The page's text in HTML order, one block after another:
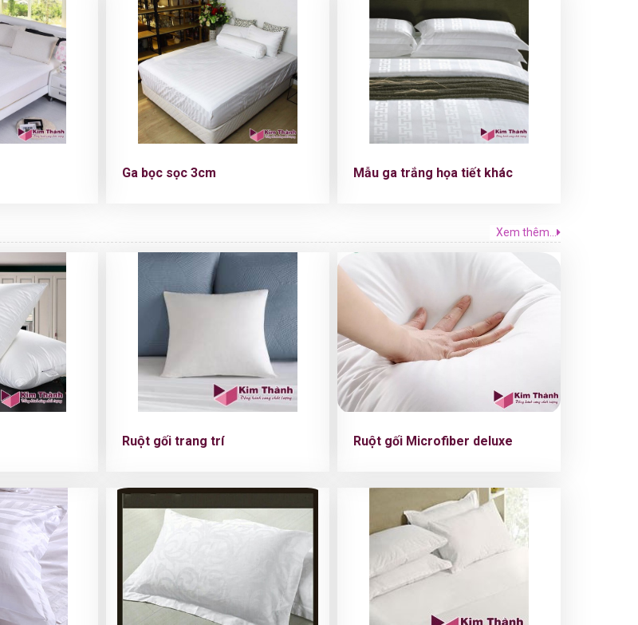
Ga bọc sọc 3cm Mẫu ga trắng họa tiết khác
Xem thêm...
Ruột gối trang trí Ruột gối Microfiber deluxe